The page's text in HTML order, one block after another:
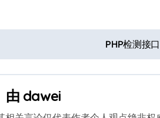
PHP检测接
由 dawei